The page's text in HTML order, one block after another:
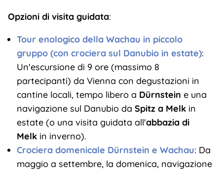
Opzioni di visita guidata:
Tour enologico della Wachau in piccolo
gruppo (con crociera sul Danubio in estate):
Un'escursione di 9 ore (massimo 8
partecipanti) da Vienna con degustazioni in
cantine locali, tempo libero a Dürnstein e una
navigazione sul Danubio da Spitz a Melkin
estate (o una visita guidata all'abbazia di
Melkin inverno).
Crociera domenicale Dürnstein e Wachau: Da
maggio a settembre, la domenica, navigazione